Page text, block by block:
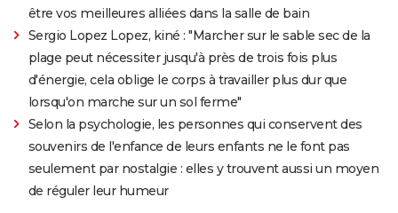
être vos meilleures alliées dans la salle de bain
Sergio Lopez Lopez, kiné : "Marcher sur le sable sec de la
plage peut nécessiter jusqu'à près de trois fois plus
d'énergie, cela oblige le corps à travailler plus dur que
lorsqu'on marche sur un sol ferme"
Selon la psychologie, les personnes qui conservent des
souvenirs de l'enfance de leurs enfants ne le font pas
seulement par nostalgie : elles y trouvent aussi un moyen
de réguler leur humeur